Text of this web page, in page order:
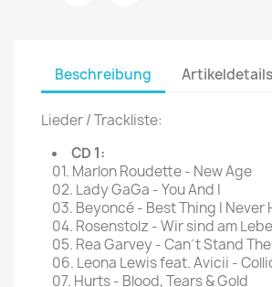
Beschreibung Artikeldetails
Lieder / Trackliste:
CD 1:
01. Marlon Roudette - New Age
02. Lady GaGa - You And I
03. Beyoncé - Best Thing I Never
04. Rosenstolz - Wir sind am
05. Rea Garvey - Can´t Stand
06. Leona Lewis feat. Avicii -
07. Hurts - Blood, Tears & Gold